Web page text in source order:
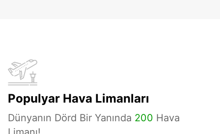
Populyar Hava Limanları
Dünyanın Dörd Bir Yanında 200 Hava